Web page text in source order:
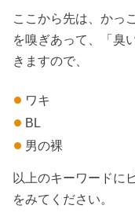
ここから先は、かっ
を嗅ぎあって、「臭
きますので、
ワキ
BL
男の裸
以上のキーワードに
をみてください。